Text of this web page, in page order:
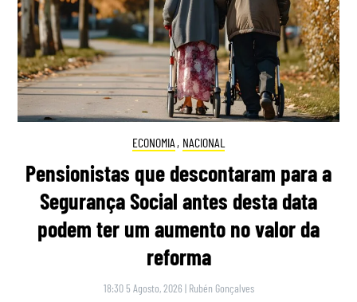
ECONOMIA , NACIONAL
Pensionistas que descontaram para a
Segurança Social antes desta data
podem ter um aumento no valor da
reforma
18:30 5 Agosto, 2026 | Rubén Gonçalves